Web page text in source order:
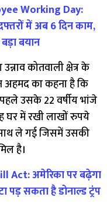
Working Day:
में अब 6 दिन काम,
बयान
कोतवाली क्षेत्र के
अहमद का कहना है कि
उसके 22 वर्षीय भांजे
घर में रखी लाखों रुपये
ले गई जिसमें उसकी
है।
Act: अमेरिका पर बढ़ेगा
सकता है डोनाल्ड ट्रंप